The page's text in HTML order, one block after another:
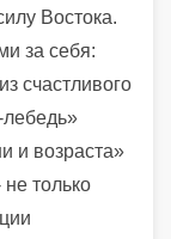
Востока.
за себя:
счастливого
и возраста»
только